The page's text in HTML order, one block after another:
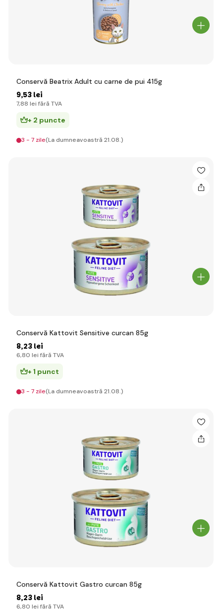
Conservă Beatrix Adult cu carne de pui 415g
9,53 lei
7,88 lei fără TVA
+ 2 puncte
3 - 7 zile(La dumneavoastră 21.08.)
Conservă Kattovit Sensitive curcan 85g
8,23 lei
6,80 lei fără TVA
+ 1 punct
3 - 7 zile(La dumneavoastră 21.08.)
Conservă Kattovit Gastro curcan 85g
8,23 lei
6,80 lei fără TVA